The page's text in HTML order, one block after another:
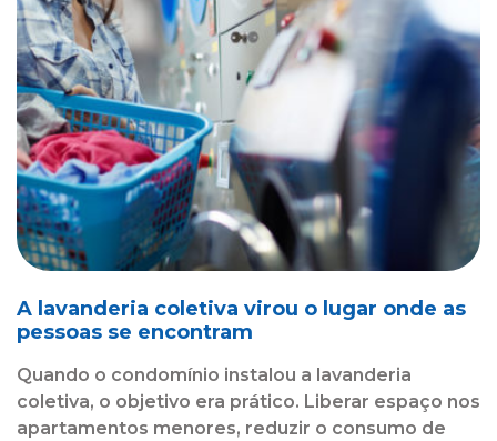
A lavanderia coletiva virou o lugar onde as
pessoas se encontram
Quando o condomínio instalou a lavanderia
coletiva, o objetivo era prático. Liberar espaço nos
apartamentos menores, reduzir o consumo de